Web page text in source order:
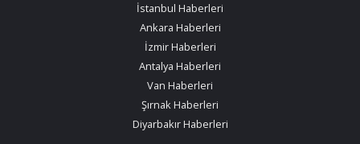
İstanbul Haberleri
Ankara Haberleri
İzmir Haberleri
Antalya Haberleri
Van Haberleri
Şırnak Haberleri
Diyarbakır Haberleri